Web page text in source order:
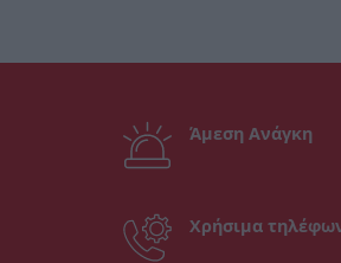
Άμεση Ανάγκη
Χρήσιμα